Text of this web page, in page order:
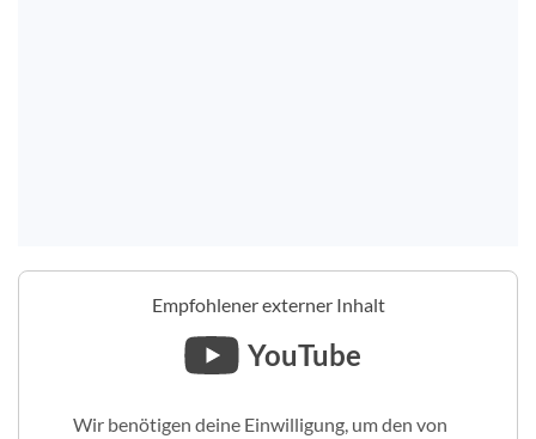
Empfohlener externer Inhalt
YouTube
Wir benötigen deine Einwilligung, um den von